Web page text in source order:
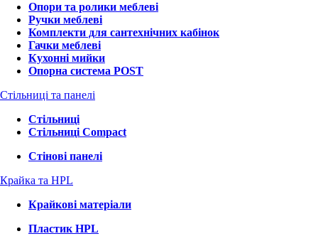
Опори та ролики меблеві
Ручки меблеві
Комплекти для сантехнічних кабінок
Гачки меблеві
Кухонні мийки
Опорна система POST
Стільниці та панелі
Стільниці
Стільниці Compact
Стінові панелі
Крайка та HPL
Крайкові матеріали
Пластик HPL